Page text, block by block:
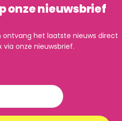
onze nieuwsbrief
ontvang het laatste nieuws direct
via onze nieuwsbrief.